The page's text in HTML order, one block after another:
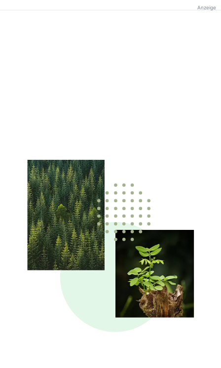
Anzeige